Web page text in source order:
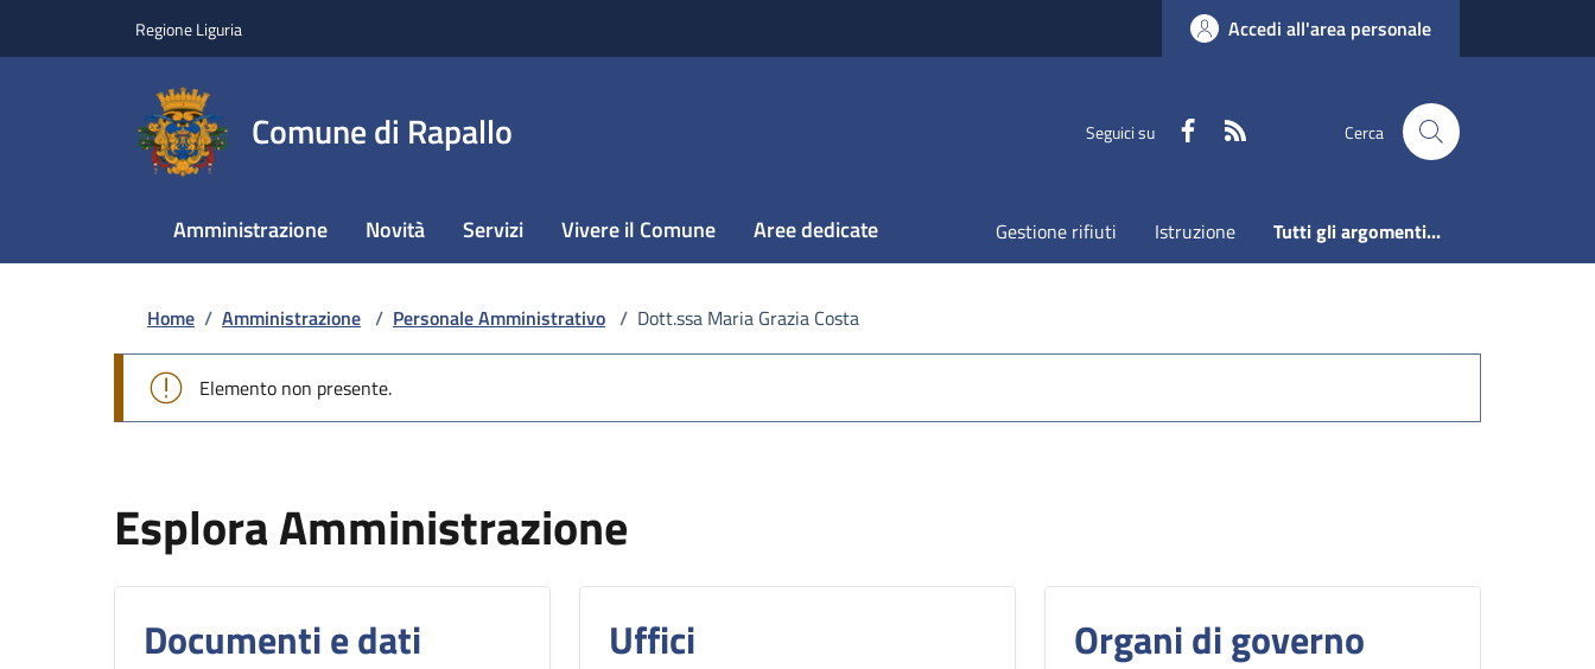
Regione Liguria Accedi all'area personale
Comune di Rapallo Seguici su Faceboook Cerca
Amministrazione Novità Servizi Vivere il Comune Aree dedicate Gestione rifiuti Istruzione Tutti gli argomenti...
Home / Amministrazione / Personale Amministrativo / Dott.ssa Maria Grazia Costa
Elemento non presente.
Esplora Amministrazione
Documenti e dati Uffici Organi di governo